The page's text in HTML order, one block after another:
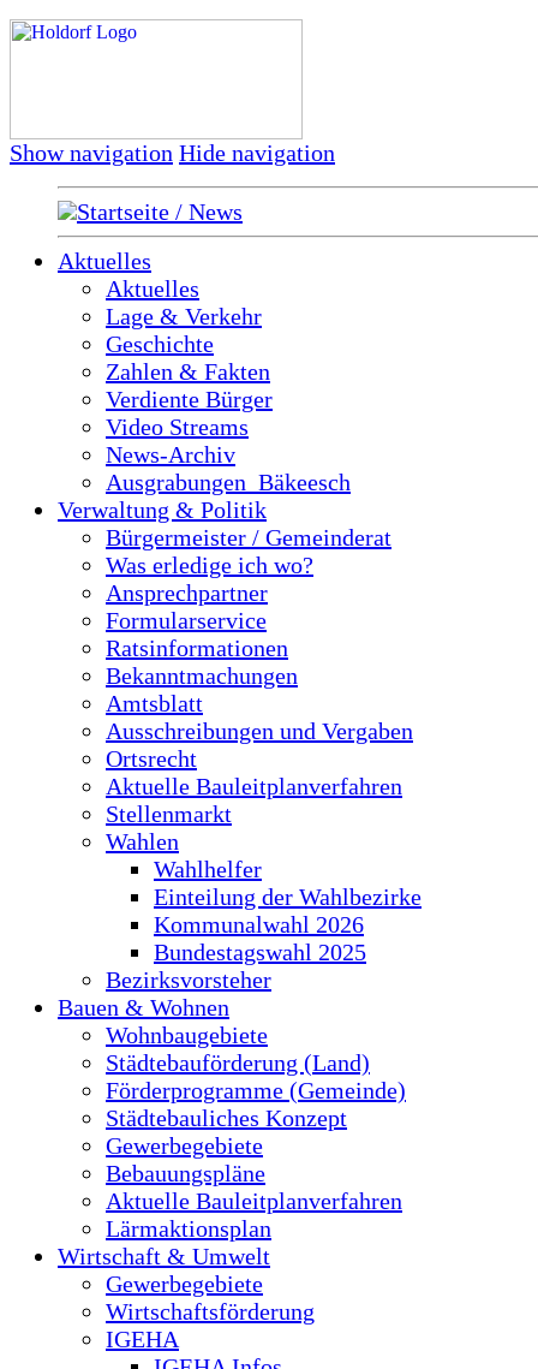
Show navigation Hide navigation
Startseite / News
Aktuelles
Aktuelles
Lage & Verkehr
Geschichte
Zahlen & Fakten
Verdiente Bürger
Video Streams
News-Archiv
Ausgrabungen_Bäkeesch
Verwaltung & Politik
Bürgermeister / Gemeinderat
Was erledige ich wo?
Ansprechpartner
Formularservice
Ratsinformationen
Bekanntmachungen
Amtsblatt
Ausschreibungen und Vergaben
Ortsrecht
Aktuelle Bauleitplanverfahren
Stellenmarkt
Wahlen
Wahlhelfer
Einteilung der Wahlbezirke
Kommunalwahl 2026
Bundestagswahl 2025
Bezirksvorsteher
Bauen & Wohnen
Wohnbaugebiete
Städtebauförderung (Land)
Förderprogramme (Gemeinde)
Städtebauliches Konzept
Gewerbegebiete
Bebauungspläne
Aktuelle Bauleitplanverfahren
Lärmaktionsplan
Wirtschaft & Umwelt
Gewerbegebiete
Wirtschaftsförderung
IGEHA